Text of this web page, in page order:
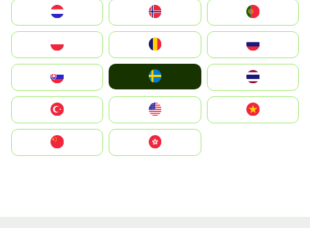
United States
中國香港特別行政區